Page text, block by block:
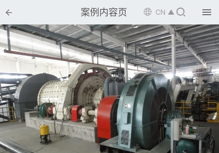
 案例内容页 CN ▲ 
 首页
 选矿设备
 配件耗材
 解决方案
 选矿总包
 案例中心